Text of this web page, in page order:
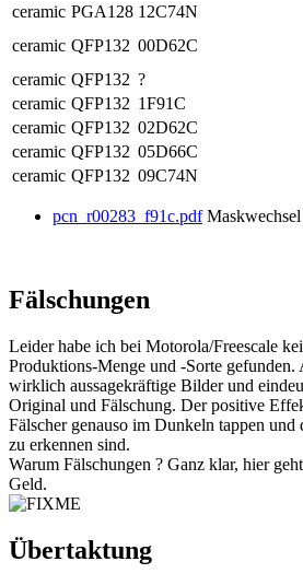
ceramic PGA128 12C74N
ceramic QFP132 00D62C
ceramic QFP132 ?
ceramic QFP132 1F91C
ceramic QFP132 02D62C
ceramic QFP132 05D66C
ceramic QFP132 09C74N
pcn_r00283_f91c.pdf
Fälschungen
Leider habe ich bei Motorola/Freescale
Produktions-Menge und -Sorte gefunden.
wirklich aussagekräftige Bilder und
Original und Fälschung. Der positive
Fälscher genauso im Dunkeln tappen
zu erkennen sind.
Warum Fälschungen ? Ganz klar, hier
Geld.
Übertaktung